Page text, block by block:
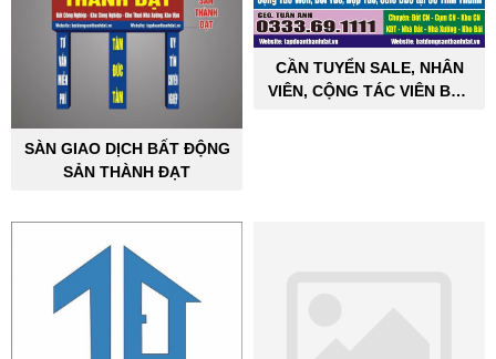
SÀN GIAO DỊCH BẤT ĐỘNG
SẢN THÀNH ĐẠT
CẦN TUYỂN SALE, NHÂN
VIÊN, CỘNG TÁC VIÊN BẤT